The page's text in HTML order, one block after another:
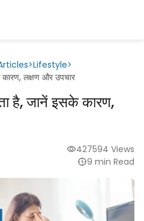
>Lifestyle>
कारण, लक्षण और उपचार
है, जानें इसके कारण,
427594 Views
9 min Read